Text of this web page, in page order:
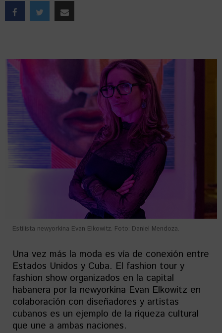
Estilista newyorkina Evan Elkowitz. Foto: Daniel Mendoza.
Una vez más la moda es vía de conexión entre
Estados Unidos y Cuba. El fashion tour y
fashion show organizados en la capital
habanera por la newyorkina Evan Elkowitz en
colaboración con diseñadores y artistas
cubanos es un ejemplo de la riqueza cultural
que une a ambas naciones.